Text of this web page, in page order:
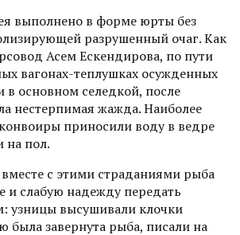
выполнено в форме юрты без
разрушенный очаг. Как
Асем Ескендирова, по пути
вагонах-теп­лушках осужденных
основном селедкой, после
нестерпимая жажда. Наиболее
приносили воду в ведре
на пол.
с этими страданиями рыба
и слабую надежду передать
узницы высушивали клочки
была завернута рыба, писали на